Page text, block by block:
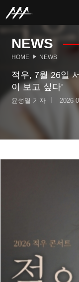
NEWS
HOME NEWS
적우, 7월 26일
이 보고 싶다'
윤성열 기자 2026-